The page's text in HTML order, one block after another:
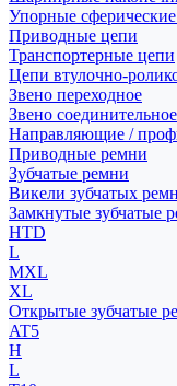
Упорные
Приводные цепи
Транспортерные цепи
Цепи втулочно-
Звено переходное
Звено соединительное
Направляющие /
Приводные ремни
Зубчатые ремни
Викели зубчатых
Замкнутые зубчатые
HTD
L
MXL
XL
Открытые зубчатые
AT5
H
L